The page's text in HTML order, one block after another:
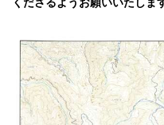
くださるようお願いいたしま